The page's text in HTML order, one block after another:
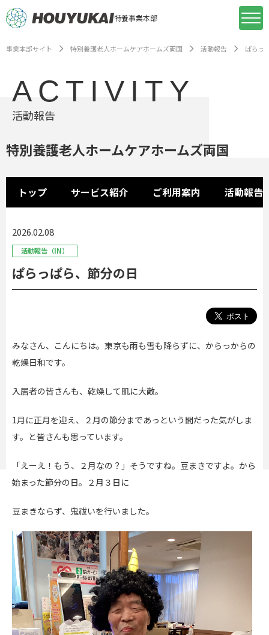
特養事業本部
事業本部サイト 特別養護老人ホームケアホームズ両国 活動報告 ぱらっ
ACTIVITY
活動報告
特別養護老人ホームケアホームズ両国
トップ サービス紹介 ご利用案内 活動報告
2026.02.08
活動報告（IN）
ぱらっぱら、節分の日
みなさん、こんにちは。東京も雨も雪も降らずに、からっからの
乾燥日和です。
入居者の皆さんも、乾燥して肌に大敵。
1月に正月を迎え、２月の節分まであっという間だった気がしま
す。と皆さんも思っています。
「えーえ！もう、２月なの？」そうですね。豆まきですよ。から
始まった節分の日。２月３日に
豆まきならず、鬼祓いを行いました。